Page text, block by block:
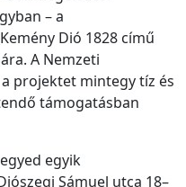
– a
Dió 1828 című
A Nemzeti
projektet mintegy tíz és
támogatásban
egyik
Sámuel utca 18–